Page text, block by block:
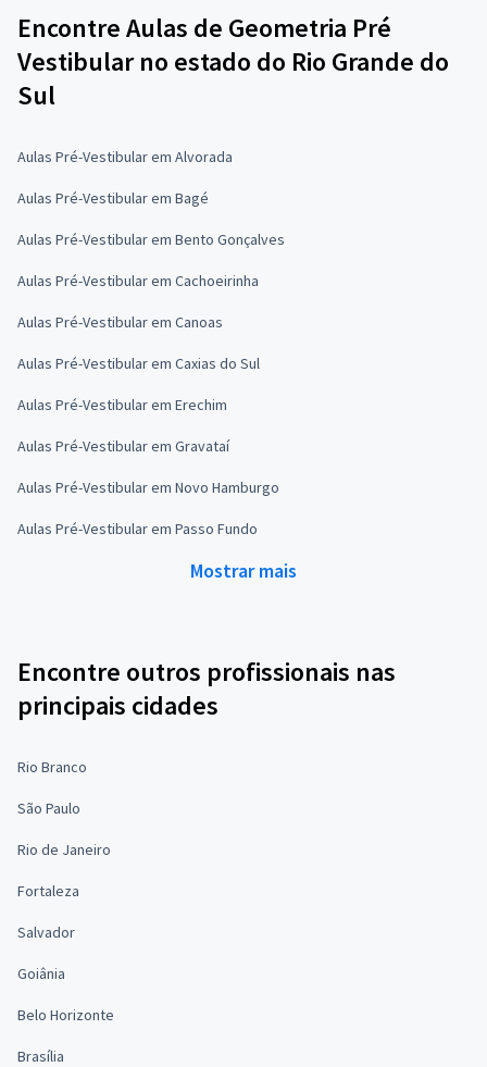
Encontre Aulas de Geometria Pré
Vestibular no estado do Rio Grande do
Sul
Aulas Pré-Vestibular em Alvorada
Aulas Pré-Vestibular em Bagé
Aulas Pré-Vestibular em Bento Gonçalves
Aulas Pré-Vestibular em Cachoeirinha
Aulas Pré-Vestibular em Canoas
Aulas Pré-Vestibular em Caxias do Sul
Aulas Pré-Vestibular em Erechim
Aulas Pré-Vestibular em Gravataí
Aulas Pré-Vestibular em Novo Hamburgo
Aulas Pré-Vestibular em Passo Fundo
Mostrar mais
Encontre outros profissionais nas
principais cidades
Rio Branco
São Paulo
Rio de Janeiro
Fortaleza
Salvador
Goiânia
Belo Horizonte
Brasília